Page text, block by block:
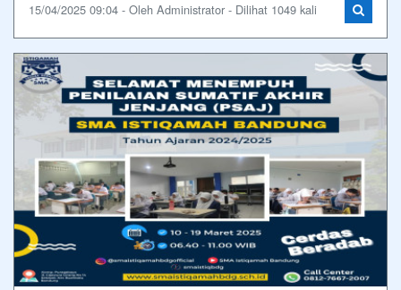
15/04/2025 09:04 - Oleh Administrator - Dilihat 1049 kali